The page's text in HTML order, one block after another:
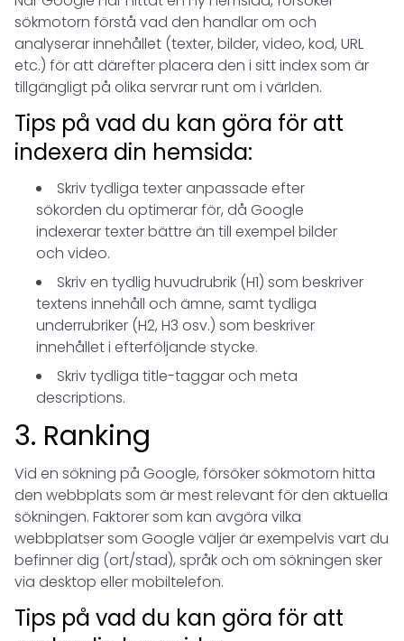
sökmotorn förstå vad den handlar om och
analyserar innehållet (texter, bilder, video, kod, URL
etc.) för att därefter placera den i sitt index som är
tillgängligt på olika servrar runt om i världen.
Tips på vad du kan göra för att
indexera din hemsida:
Skriv tydliga texter anpassade efter
sökorden du optimerar för, då Google
indexerar texter bättre än till exempel bilder
och video.
Skriv en tydlig huvudrubrik (H1) som beskriver
textens innehåll och ämne, samt tydliga
underrubriker (H2, H3 osv.) som beskriver
innehållet i efterföljande stycke.
Skriv tydliga title-taggar och meta
descriptions.
3. Ranking
Vid en sökning på Google, försöker sökmotorn hitta
den webbplats som är mest relevant för den aktuella
sökningen. Faktorer som kan avgöra vilka
webbplatser som Google väljer är exempelvis vart du
befinner dig (ort/stad), språk och om sökningen sker
via desktop eller mobiltelefon.
Tips på vad du kan göra för att